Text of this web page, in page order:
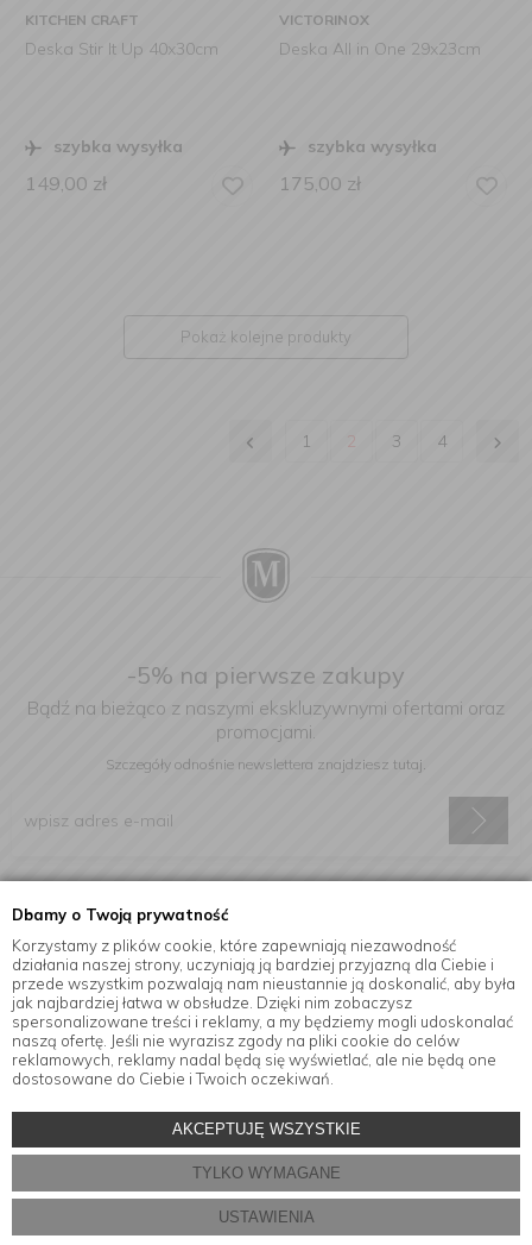
Dbamy o Twoją prywatność
Korzystamy z plików cookie, które zapewniają niezawodność
działania naszej strony, uczyniają ją bardziej przyjazną dla Ciebie i
przede wszystkim pozwalają nam nieustannie ją doskonalić, aby była
jak najbardziej łatwa w obsłudze. Dzięki nim zobaczysz
spersonalizowane treści i reklamy, a my będziemy mogli udoskonalać
naszą ofertę. Jeśli nie wyrazisz zgody na pliki cookie do celów
reklamowych, reklamy nadal będą się wyświetlać, ale nie będą one
dostosowane do Ciebie i Twoich oczekiwań.
AKCEPTUJĘ WSZYSTKIE
TYLKO WYMAGANE
USTAWIENIA
KITCHEN CRAFT
Deska Stir It Up 40x30cm
szybka wysyłka
149,00 zł
VICTORINOX
Deska All in One 29x23cm
szybka wysyłka
175,00 zł
Pokaż kolejne produkty
1 2 3 4
-5% na pierwsze zakupy
Bądź na bieżąco z naszymi ekskluzywnymi ofertami oraz
promocjami.
Szczegóły odnośnie newslettera znajdziesz tutaj.
elektroniczną na podany adres e-mail.
Informacje
Akcesoria kuchenne w sklepie internetowym MensaHome.eu
Projekt i oprogramowanie sklepu:ebexo